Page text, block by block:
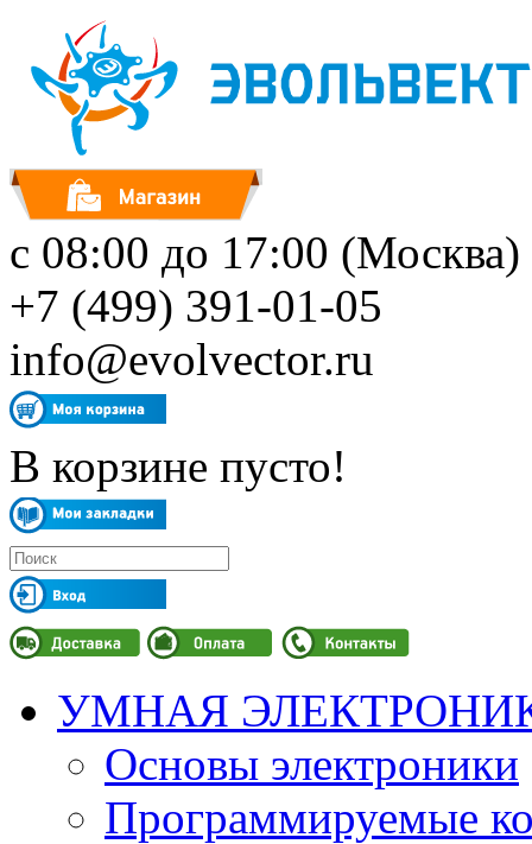
с 08:00 до 17:00 (Москва)
+7 (499) 391-01-05
info@evolvector.ru
В корзине пусто!
УМНАЯ
Основы электроники
Программируемые